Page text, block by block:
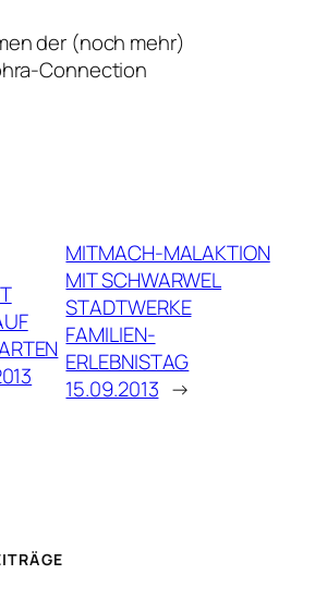
der (noch mehr)
Connection
MITMACH-MALAKTION
MIT SCHWARWEL
STADTWERKE
FAMILIEN-
ERLEBNISTAG
15.09.2013 →